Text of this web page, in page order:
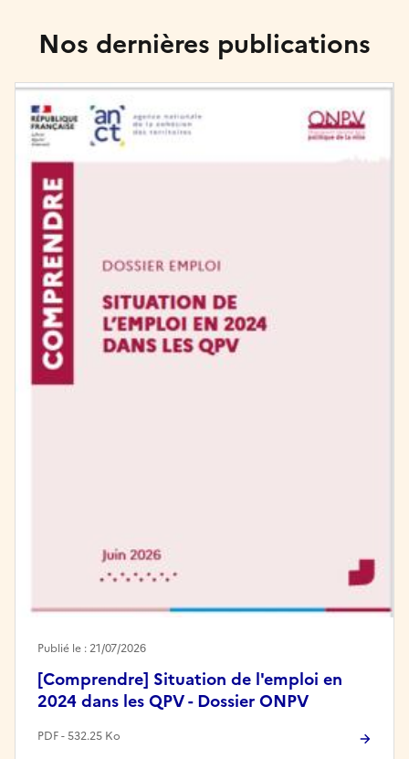
Nos dernières publications
[Comprendre] Situation de l'emploi en
2024 dans les QPV - Dossier ONPV
Publié le : 21/07/2026
PDF - 532.25 Ko
Image